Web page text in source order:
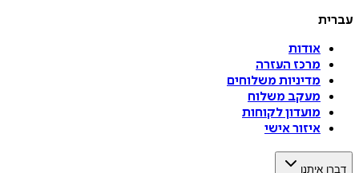
עברית
אודות
מרכז העזרה
מדיניות משלוחים
מעקב משלוח
מועדון לקוחות
איזור אישי
דברו איתנו